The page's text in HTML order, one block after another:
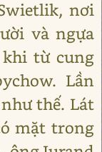
nơi
và ngựa
từ cung
Lần
thế. Lát
mặt trong